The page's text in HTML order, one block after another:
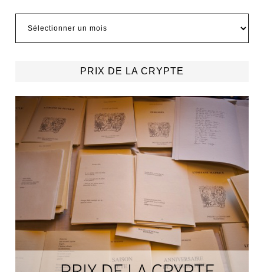
PRIX DE LA CRYPTE